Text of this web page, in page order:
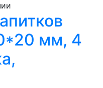
мм, 4